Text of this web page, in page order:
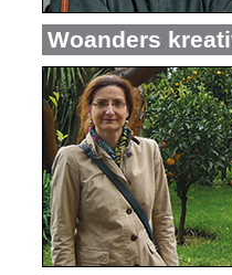
Woanders